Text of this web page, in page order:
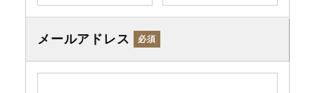
メールアドレス 必須